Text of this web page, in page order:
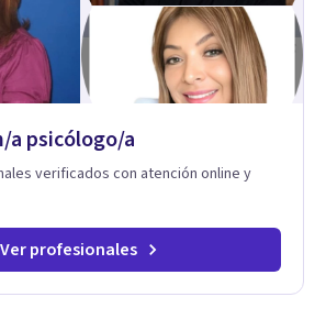
acerca la psicología y las neurociencias
contenidos claros, rigurosos y
de impulsar un bienestar integral.
a psicólogo/a
verificados con atención online y
Ver profesionales